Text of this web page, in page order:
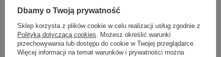
DYMO LabelManager LM 160 DYMO LabelManager LM 210D+
DYMO LabelManager LM 280 DYMO LabelManager LM 360D
Dbamy o Twoją prywatność
Sklep korzysta z plików cookie w celu realizacji usług zgodnie z
Polityką dotyczącą cookies. Możesz określić warunki
przechowywania lub dostępu do cookie w Twojej przeglądarce.
Więcej informacji na temat warunków i prywatności można